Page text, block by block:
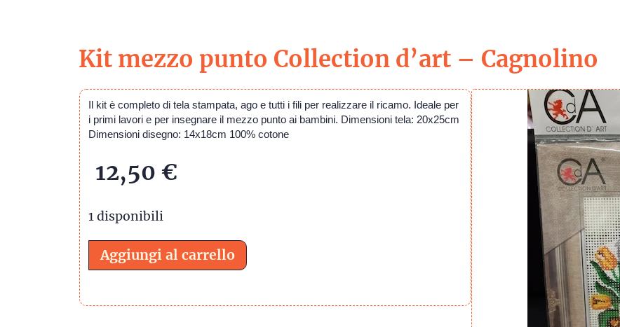
Kit mezzo punto Collection d’art – Cagnolino
Il kit è completo di tela stampata, ago e tutti i fili per realizzare il ricamo. Ideale per
i primi lavori e per insegnare il mezzo punto ai bambini. Dimensioni tela: 20x25cm
Dimensioni disegno: 14x18cm 100% cotone
12,50 €
1 disponibili
Aggiungi al carrello